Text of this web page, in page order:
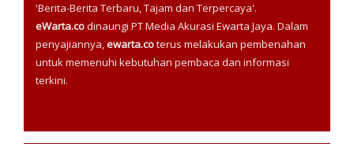
'Berita-Berita Terbaru, Tajam dan Terpercaya'.
eWarta.codinaungi PT Media Akurasi Ewarta Jaya. Dalam
penyajiannya,ewarta.coterus melakukan pembenahan
untuk memenuhi kebutuhan pembaca dan informasi
terkini.